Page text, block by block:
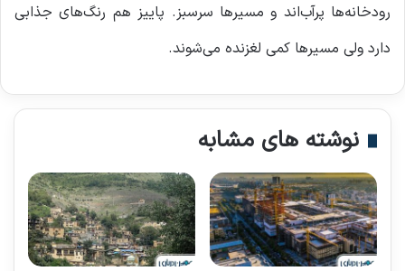
رودخانه‌ها پرآب‌اند و مسیرها سرسبز. پاییز هم رنگ‌های جذابی
دارد ولی مسیرها کمی لغزنده می‌شوند.
نوشته های مشابه